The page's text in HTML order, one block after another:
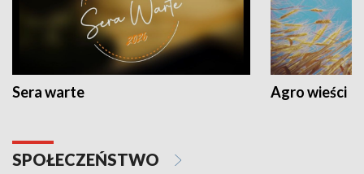
Sera warte Agro wieści
SPOŁECZEŃSTWO